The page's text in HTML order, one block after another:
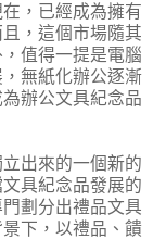
，已經成為擁有
，這個市場隨其
值得一提是電腦
無紙化辦公逐漸
辦公文具紀念品
出來的一個新的
具紀念品發展的
劃分出禮品文具
下，以禮品、饋